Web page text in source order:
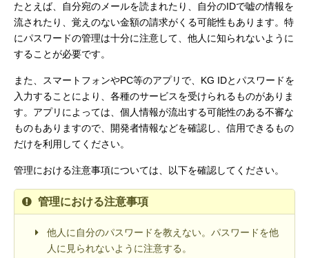
たとえば、自分宛のメールを読まれたり、自分のIDで嘘の情報を
流されたり、覚えのない金額の請求がくる可能性もあります。特
にパスワードの管理は十分に注意して、他人に知られないように
することが必要です。
また、スマートフォンやPC等のアプリで、KG IDとパスワードを
入力することにより、各種のサービスを受けられるものがありま
す。アプリによっては、個人情報が流出する可能性のある不審な
ものもありますので、開発者情報などを確認し、信用できるもの
だけを利用してください。
管理における注意事項については、以下を確認してください。
管理における注意事項
他人に自分のパスワードを教えない。パスワードを他
人に見られないように注意する。